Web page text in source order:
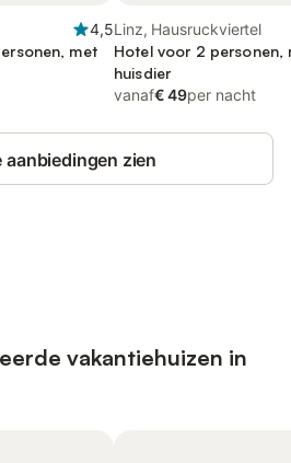
4,5
met
Linz, Hausruckviertel
Hotel voor 2 personen,
huisdier
vanaf€ 49per nacht
aanbiedingen zien
vakantiehuizen in